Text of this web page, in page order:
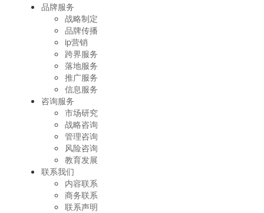
品牌服务
战略制定
品牌传播
ip营销
跨界服务
落地服务
推广服务
信息服务
咨询服务
市场研究
战略咨询
管理咨询
风险咨询
教育发展
联系我们
内容联系
商务联系
联系声明